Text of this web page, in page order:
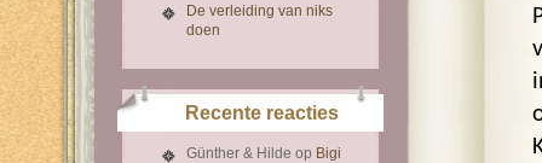
De verleiding van niks
doen
Recente reacties
Günther & Hilde op Bigi